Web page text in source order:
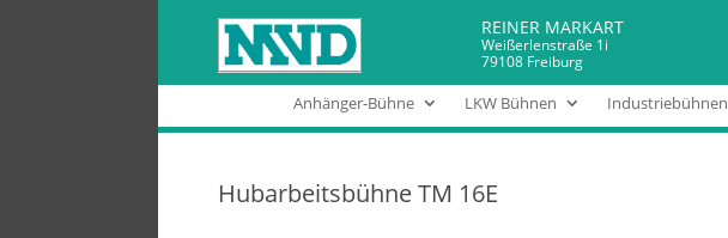
REINER MARKART
Weißerlenstraße 1i
79108 Freiburg
Anhänger-Bühne LKW Bühnen Industriebühnen
Hubarbeitsbühne TM 16E